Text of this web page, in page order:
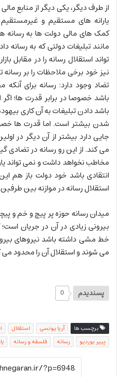
از طرف دیگر، یکی دیگر از منابع
یارانه های مستقیم و
کمک های مالی دولت ها به رسانه
مانند تبلیغات دولتی که به
تواند استقلال رسانه را در مقابل
نیز خود برخی ملاحظات را بر
تضاد وجود دارد: رسانه برای آنکه
باشد خصوصا در برابر قدرت ها؛
باشد دادن تبلیغات به آن کاری
شدن بیشتر است. اما قدرت ها
جایی دارد بیشتر از آن دیگر در
می کند. از این رو رسانه در تضادی
مخاطب نخواهد داشت و نمی تواند
انتقادی باشد خود دولت باز هم
استقلال رسانه در موازنه بین
میدان رسانه حوزه پر پیچ و خم و
بیرونی زیادی در آن در جریان
خط مشی داشته باشد نیروهای
می شوند و استقلال آن را محدود می
پسندیدم 0
برچسب ها آریا یونسی استقلال
پییر بوردیو
رسانه فلسفه و رسانه